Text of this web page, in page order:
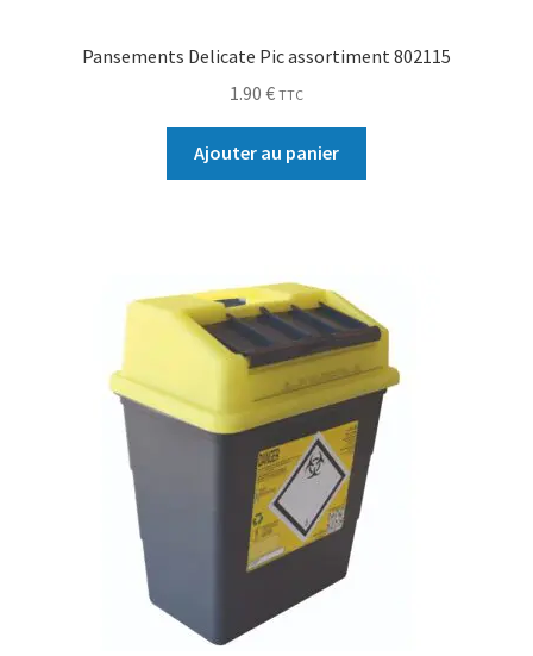
Pansements Delicate Pic assortiment 802115
1.90 € TTC
Ajouter au panier